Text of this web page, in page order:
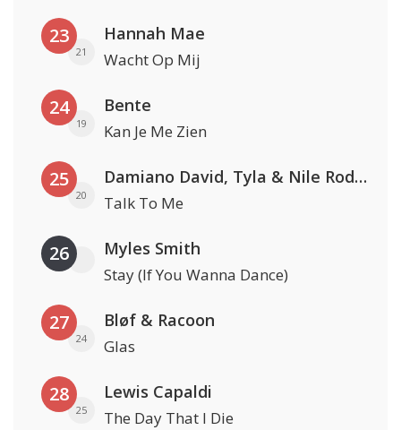
23
21
Hannah Mae
Wacht Op Mij
24
19
Bente
Kan Je Me Zien
25
20
Damiano David, Tyla & Nile Rodgers
Talk To Me
26 Myles Smith
Stay (If You Wanna Dance)
27
24
Bløf & Racoon
Glas
28
25
Lewis Capaldi
The Day That I Die